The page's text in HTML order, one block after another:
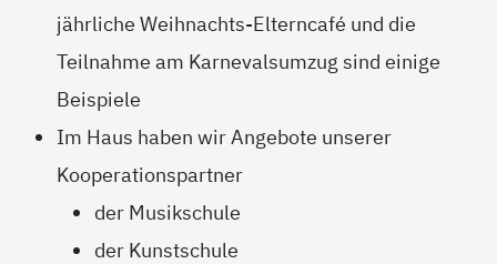
jährliche Weihnachts-Elterncafé und die
Teilnahme am Karnevalsumzug sind einige
Beispiele
Im Haus haben wir Angebote unserer
Kooperationspartner
der Musikschule
der Kunstschule